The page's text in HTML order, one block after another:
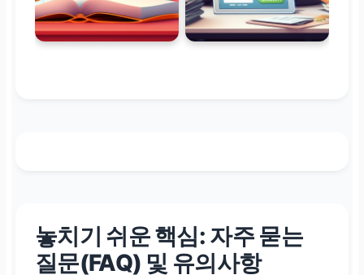
놓치기 쉬운 핵심: 자주 묻는
질문(FAQ) 및 유의사항